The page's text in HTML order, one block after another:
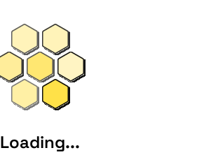
Loading...